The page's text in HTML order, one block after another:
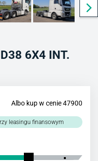
6X4 INT.
Albo kup w cenie 47900
leasingu finansowym